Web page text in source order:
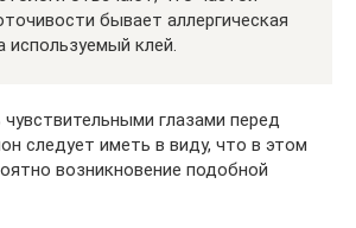
бывает аллергическая
используемый клей.
глазами перед
следует иметь в виду, что в этом
возникновение подобной